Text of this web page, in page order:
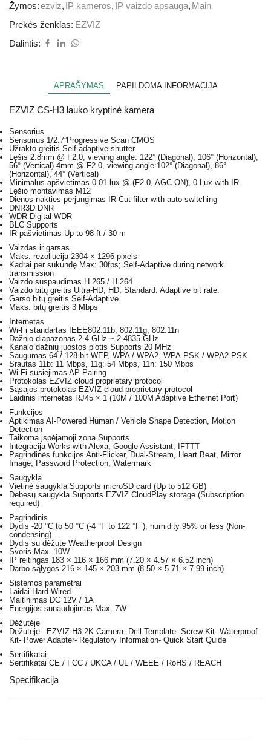
Žymos:ezviz, IP kameros, IP vaizdo apsauga, Main
Prekės ženklas: EZVIZ
Dalintis:
APRAŠYMAS PAPILDOMA INFORMACIJA
EZVIZ CS-H3 lauko kryptinė kamera
Sensorius
Sensorius 1/2.7”Progressive Scan CMOS
Užrakto greitis Self-adaptive shutter
Lęšis 2.8mm @ F2.0, viewing angle: 122° (Diagonal), 106° (Horizontal),
56° (Vertical) 4mm @ F2.0, viewing angle:102° (Diagonal), 86°
(Horizontal), 44° (Vertical)
Minimalus apšvietimas 0.01 lux @ (F2.0, AGC ON), 0 Lux with IR
Lęšio montavimas M12
Dienos nakties perjungimas
IR-Cut filter with auto-switching
DNR3D DNR
WDR Digital WDR
BLC Supports
IR pašvietimas Up to 98 ft / 30 m
Vaizdas ir garsas
Maks. rezoliucija 2304 × 1296 pixels
Kadrai per sukundę Max: 30fps; Self-Adaptive during network
transmission
Vaizdo suspaudimas H.265 / H.264
Vaizdo bitų greitis Ultra-HD; HD; Standard. Adaptive bit rate.
Garso bitų greitis Self-Adaptive
Maks. bitų greitis 3 Mbps
Internetas
Wi-Fi standartas
IEEE802.11b, 802.11g, 802.11n
Dažnio diapazonas 2.4 GHz ~ 2.4835 GHz
Kanalo dažnių juostos plotis Supports 20 MHz
Saugumas 64 / 128-bit WEP, WPA / WPA2, WPA-PSK / WPA2-PSK
Srautas 11b: 11 Mbps, 11g: 54 Mbps, 11n: 150 Mbps
Wi-Fi susiejimas AP Pairing
Protokolas EZVIZ cloud proprietary protocol
Sąsajos protokolas EZVIZ cloud proprietary protocol
Laidinis internetas RJ45 × 1 (10M / 100M Adaptive Ethernet Port)
Funkcijos
Aptikimas A I-Powered Human / Vehicle Shape Detection, Motion
Detection
Taikoma įspėjamoji zona Supports
Integracija Works with Alexa, Google Assistant, IFTTT
Pagrindinės funkcijos Anti-Flicker, Dual-Stream, Heart Beat, Mirror
Image, Password Protection, Watermark
Saugykla
Vietinė saugykla Supports microSD card (Up to 512 GB)
Debesų saugykla Supports EZVIZ CloudPlay storage (Subscription
required)
Pagrindinis
Dydis -20 °C to 50 °C (-4 °F to 122 °F ), humidity 95% or less (Non-
condensing)
Dydis su dėžute Weatherproof Design
Svoris Max. 10W
IP reitingas 183 × 116 × 166 mm (7.20 × 4.57 × 6.52 inch)
Darbo sąlygos 216 × 145 × 203 mm (8.50 × 5.71 × 7.99 inch)
Sistemos parametrai
Laidai Hard-Wired
Maitinimas DC 12V / 1A
Energijos sunaudojimas Max. 7W
Dėžutėje
Dėžutėje– EZVIZ H3 2K Camera- Drill Template- Screw Kit- Waterproof
Kit- Power Adapter- Regulatory Information- Quick Start Quide
Sertifikatai
Sertifikatai CE / FCC / UKCA / UL / WEEE / RoHS / REACH
Specifikacija